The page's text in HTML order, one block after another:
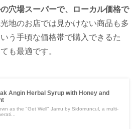
穴場スーパーで、ローカル価格で
地のお店では見かけない商品も多
う手頃な価格帯で購入できるた
も最適です。
Angin Herbal Syrup with Honey and
as the "Get Well" Jamu by Sidomuncul, a multi-